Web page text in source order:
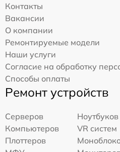
Контакты
Вакансии
О компании
Ремонтируемые модели
Наши услуги
Согласие на обработку
Способы оплаты
Ремонт устройств
Серверов
Ноутбуков
Компьютеров
VR систем
Плоттеров